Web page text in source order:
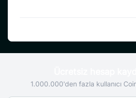
1.000.000'den fazla kullanıcı